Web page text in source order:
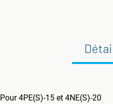
Pour 4PE(S)-15 et 4NE(S)-20